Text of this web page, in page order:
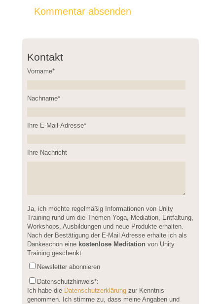
Kontakt
Vorname*
Nachname*
Please leave this field empty.
Ihre E-Mail-Adresse*
Ihre Nachricht
Please leave this field empty.
Ja, ich möchte regelmäßig Informationen von Unity
Training rund um die Themen Yoga, Mediation, Entfaltung,
Workshops, Ausbildungen und neue Produkte erhalten.
Nach der Bestätigung der E-Mail Adresse erhalte ich als
Dankeschön eine kostenlose Meditation von Unity
Training geschenkt:
Newsletter abonnieren
Datenschutzhinweis*:
Ich habe die Datenschutzerklärungzur Kenntnis
genommen. Ich stimme zu, dass meine Angaben und